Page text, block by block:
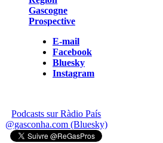
Gascogne
Prospective
E-mail
Facebook
Bluesky
Instagram
Podcasts sur Ràdio País
@gasconha.com (Bluesky)